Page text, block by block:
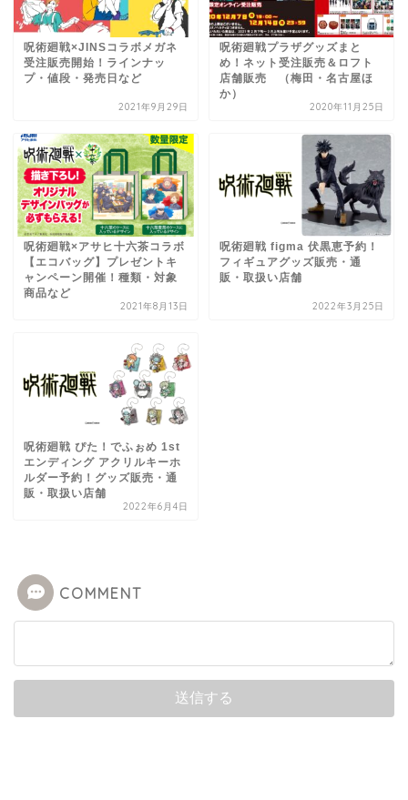
呪術廻戦×JINSコラボメガネ
受注販売開始！ラインナッ
プ・値段・発売日など
2021年9月29日
呪術廻戦プラザグッズまと
め！ネット受注販売＆ロフト
店舗販売 （梅田・名古屋ほ
か）
2020年11月25日
呪術廻戦×アサヒ十六茶コラボ
【エコバッグ】プレゼントキ
ャンペーン開催！種類・対象
商品など
2021年8月13日
呪術廻戦 figma 伏黒恵予約！
フィギュアグッズ販売・通
販・取扱い店舗
2022年3月25日
呪術廻戦 ぴた！でふぉめ 1st
エンディング アクリルキーホ
ルダー予約！グッズ販売・通
販・取扱い店舗
2022年6月4日
COMMENT